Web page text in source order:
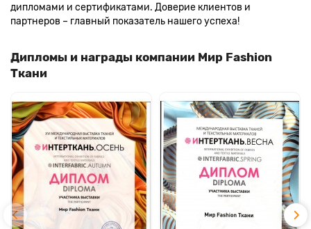
дипломами и сертификатами. Доверие клиентов и
партнеров – главный показатель нашего успеха!
Дипломы и награды компании Мир Fashion
Ткани